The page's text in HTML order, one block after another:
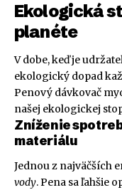
Ekologická
planéte
V dobe, keď je
ekologický dopad
Penový dávkovač
našej ekologickej
Zníženie
materiálu
Jednou z najväčších
vody. Pena sa ľahšie